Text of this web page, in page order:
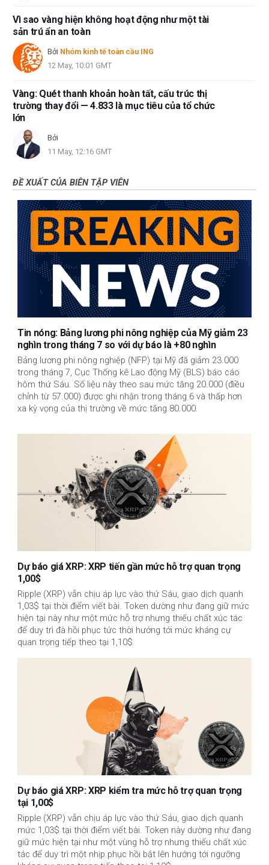
Vì sao vàng hiện không hoạt động như một tài
sản trú ẩn an toàn
Bởi Nhóm kinh tế toàn cầu ING
12 May, 10:01 GMT
Vàng: Quét thanh khoản hoàn tất, cấu trúc thị
trường thay đổi — 4.833 là mục tiêu của tổ chức
lớn
Bởi
11 May, 12:16 GMT
ĐỀ XUẤT CỦA BIÊN TẬP VIÊN
Tin nóng: Bảng lương phi nông nghiệp của Mỹ giảm 23
nghìn trong tháng 7 so với dự báo là +80 nghìn
Bảng lương phi nông nghiệp (NFP) tại Mỹ đã giảm 23.000
trong tháng 7, Cục Thống kê Lao động Mỹ (BLS) báo cáo
hôm thứ Sáu. Số liệu này theo sau mức tăng 20.000 (điều
chỉnh từ 57.000) được ghi nhận trong tháng 6 và thấp hơn
xa kỳ vọng của thị trường về mức tăng 80.000.
Dự báo giá XRP: XRP tiến gần mức hỗ trợ quan trọng
1,00$
Ripple (XRP) vẫn chịu áp lực vào thứ Sáu, giao dịch quanh
1,03$ tại thời điểm viết bài. Token dường như đang giữ mức
hiện tại này như một mức hỗ trợ nhưng thiếu chất xúc tác
để duy trì đà hồi phục tức thời hướng tới mức kháng cự
quan trọng tiếp theo tại 1,10$
Dự báo giá XRP: XRP kiểm tra mức hỗ trợ quan trọng
tại 1,00$
Ripple (XRP) vẫn chịu áp lực vào thứ Sáu, giao dịch quanh
mức 1,03$ tại thời điểm viết bài. Token này dường như đang
giữ mức hiện tại như một vùng hỗ trợ nhưng thiếu chất xúc
tác để duy trì một nhịp phục hồi bật lên hướng tới ngưỡng